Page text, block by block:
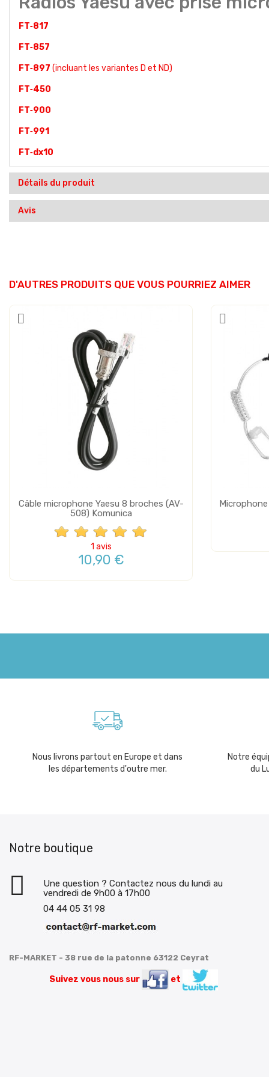
FT‑817
FT‑857
FT‑897 (incluant les variantes D et ND)
FT‑450
FT‑900
FT‑991
FT‑dx10
Détails du produit
Avis
D'AUTRES PRODUITS QUE VOUS POURRIEZ AIMER
Câble microphone Yaesu 8 broches (AV-
508) Komunica
1 avis
10,90 €
Nous livrons partout en Europe et dans
les départements d'outre mer.
Notre
du
Notre boutique
Une question ? Contactez nous du lundi au
vendredi de 9h00 à 17h00
04 44 05 31 98
RF-MARKET - 38 rue de la patonne 63122 Ceyrat
Suivez vous nous sur et